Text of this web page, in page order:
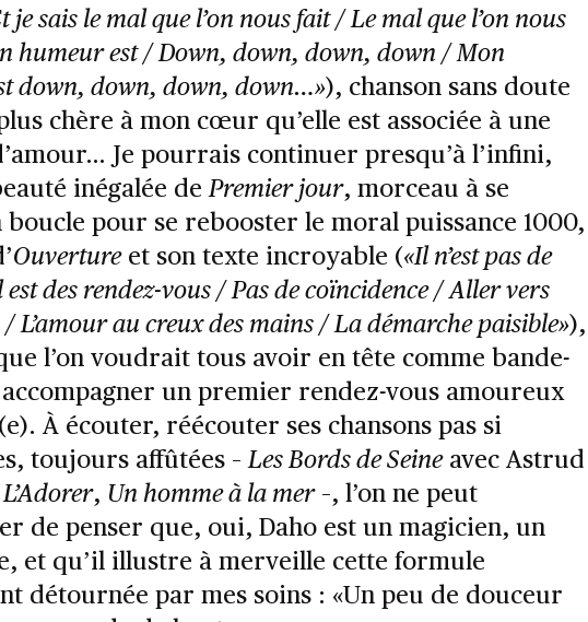
je sais le mal que l’on nous fait / Le mal que l’on nous
humeur est / Down, down, down, down / Mon
down, down, down, down…»), chanson sans doute
chère à mon cœur qu’elle est associée à une
Je pourrais continuer presqu’à l’infini,
inégalée dePremier jour, morceau à se
boucle pour se rebooster le moral puissance 1000,
Ouvertureet son texte incroyable («Il n’est pas de
des rendez-vous / Pas de coïncidence / Aller vers
L’amour au creux des mains / La démarche paisible»),
l’on voudrait tous avoir en tête comme bande-
un premier rendez-vous amoureux
À écouter, réécouter ses chansons pas si
toujours affûtées –Les Bords de Seineavec Astrud
L’Adorer, Un homme à la mer–, l’on ne peut
de penser que, oui, Daho est un magicien, un
et qu’il illustre à merveille cette formule
détournée par mes soins : «Un peu de douceur